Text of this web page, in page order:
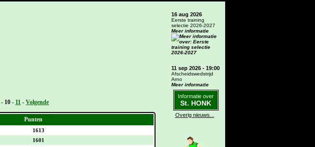
- 10 - 11 - Volgende
Punten
1613
1601
16 aug 2026
Eerste training
selectie 2026-2027
Meer informatie
11 sep 2026 - 19:00
Afscheidswedstrijd
Arno
Meer informatie
Informatie over
St. HONK
Overig nieuws...